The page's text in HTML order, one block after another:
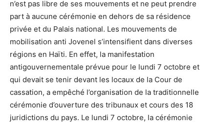
n’est pas libre de ses mouvements et ne peut prendre
part à aucune cérémonie en dehors de sa résidence
privée et du Palais national. Les mouvements de
mobilisation anti Jovenel s’intensifient dans diverses
régions en Haïti. En effet, la manifestation
antigouvernementale prévue pour le lundi 7 octobre et
qui devait se tenir devant les locaux de la Cour de
cassation, a empêché l’organisation de la traditionnelle
cérémonie d’ouverture des tribunaux et cours des 18
juridictions du pays. Le lundi 7 octobre, la cérémonie